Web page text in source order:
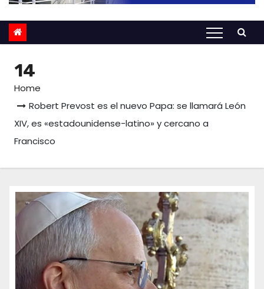
14
Home
Robert Prevost es el nuevo Papa: se llamará León
XIV, es «estadounidense-latino» y cercano a
Francisco